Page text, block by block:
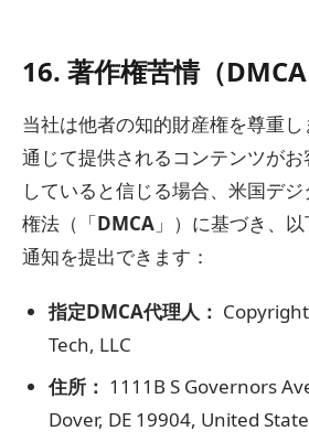
16. 著作権苦情（DMCA
当社は他者の知的財産権を尊重
通じて提供されるコンテンツが
していると信じる場合、米国デ
権法（「DMCA 」）に基づき、
通知を提出できます：
指定DMCA代理人：
Tech, LLC
住所： 1111B S Governors
Dover, DE 19904, United